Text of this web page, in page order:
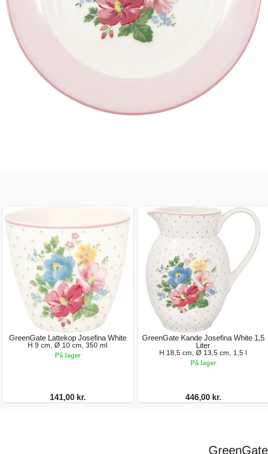
GreenGate Lattekop Josefina White
H 9 cm, Ø 10 cm, 350 ml
På lager
141,00 kr.
GreenGate Kande Josefina White 1,5
Liter
H 18,5 cm, Ø 13,5 cm, 1,5 l
På lager
446,00 kr.